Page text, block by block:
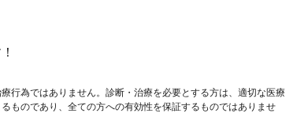
行為ではありません。診断・治療を必要とする方は、適切な医療
ものであり、全ての方への有効性を保証するものではありませ